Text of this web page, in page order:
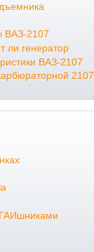
ВАЗ-2107
ли генератор
ВАЗ-2107
2107